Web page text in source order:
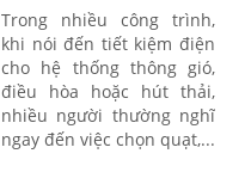
Trong nhiều công trình,
khi nói đến tiết kiệm điện
cho hệ thống thông gió,
điều hòa hoặc hút thải,
nhiều người thường nghĩ
ngay đến việc chọn quạt,...